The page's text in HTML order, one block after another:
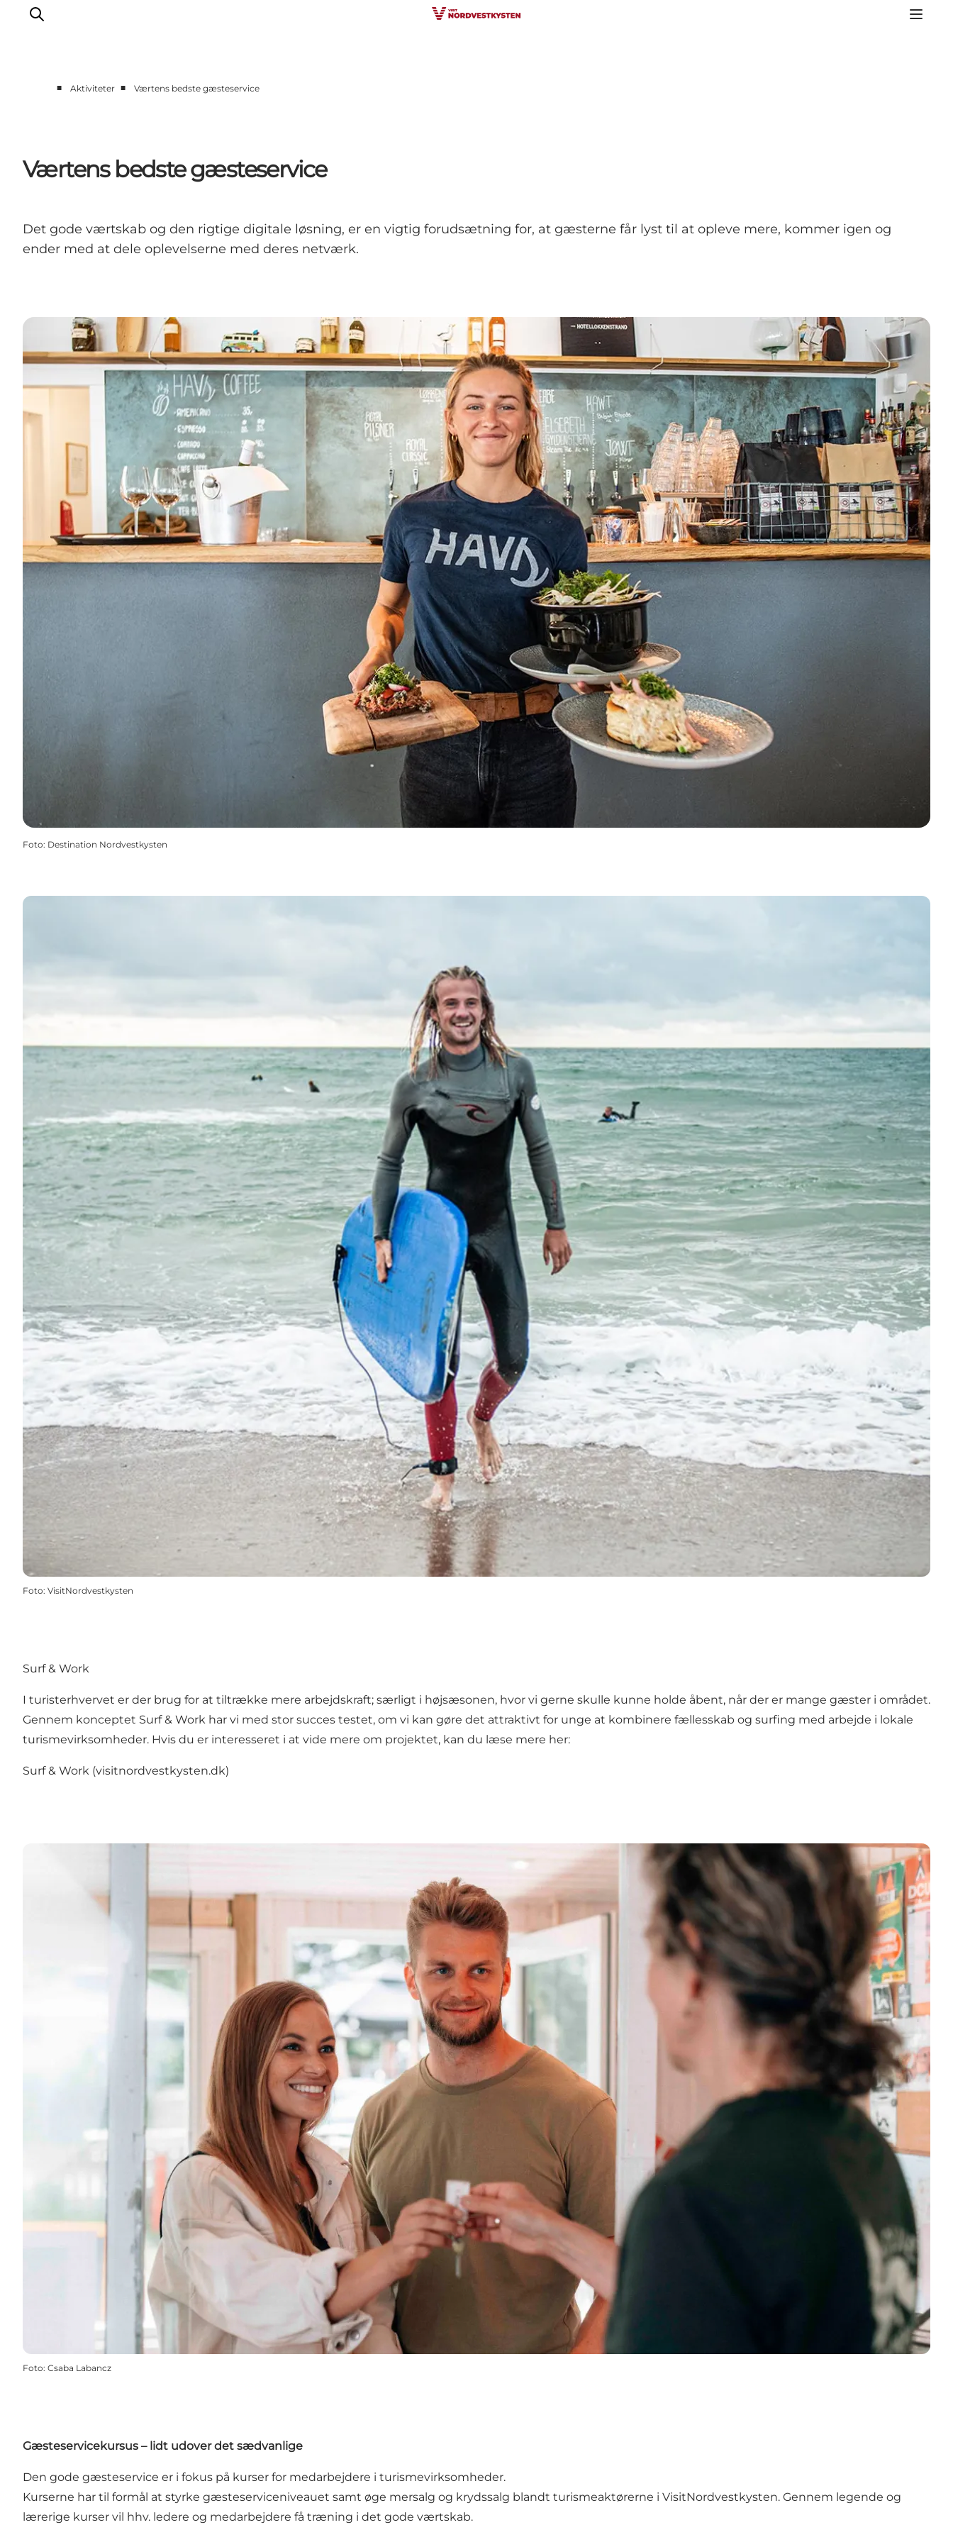
Kontakt
Presse
■ Aktiviteter ■ Værtens bedste gæsteservice
Værtens bedste gæsteservice
Det gode værtskab og den rigtige digitale løsning, er en vigtig forudsætning for, at gæsterne får lyst til at opleve mere, kommer igen og
ender med at dele oplevelserne med deres netværk.
Foto: Destination Nordvestkysten
Foto: VisitNordvestkysten
Surf & Work
I turisterhvervet er der brug for at tiltrække mere arbejdskraft; særligt i højsæsonen, hvor vi gerne skulle kunne holde åbent, når der er mange gæster i området.
Gennem konceptet Surf & Work har vi med stor succes testet, om vi kan gøre det attraktivt for unge at kombinere fællesskab og surfing med arbejde i lokale
turismevirksomheder. Hvis du er interesseret i at vide mere om projektet, kan du læse mere her:
Surf & Work (visitnordvestkysten.dk)
Foto: Csaba Labancz
Gæsteservicekursus – lidt udover det sædvanlige
Den gode gæsteservice er i fokus på kurser for medarbejdere i turismevirksomheder.
Kurserne har til formål at styrke gæsteserviceniveauet samt øge mersalg og krydssalg blandt turismeaktørerne i VisitNordvestkysten. Gennem legende og
lærerige kurser vil hhv. ledere og medarbejdere få træning i det gode værtskab.